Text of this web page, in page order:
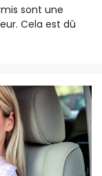
sont une
Cela est dû